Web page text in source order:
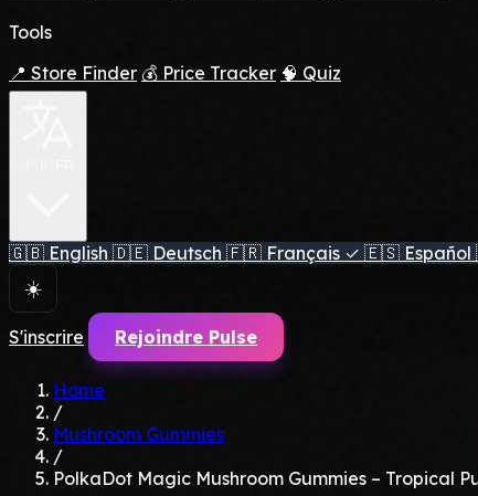
Tools
📍 Store Finder 💰 Price Tracker 🧠 Quiz
🇬🇧 English 🇩🇪 Deutsch 🇫🇷 Français ✓ 🇪🇸 Español
☀️
S'inscrire Rejoindre Pulse
Home
/
Mushroom Gummies
/
PolkaDot Magic Mushroom Gummies – Tropical